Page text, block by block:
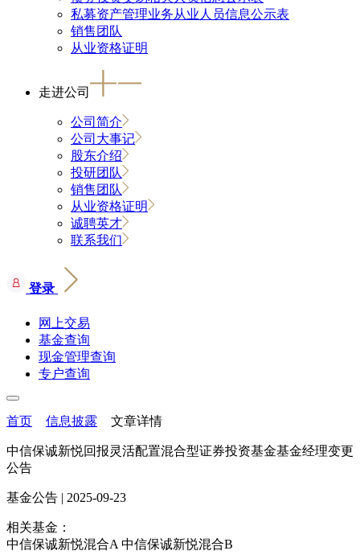
私募资产管理业务从业人员信息公示表
销售团队
从业资格证明
走进公司
公司简介
公司大事记
股东介绍
投研团队
销售团队
从业资格证明
诚聘英才
联系我们
登录
网上交易
基金查询
现金管理查询
专户查询
首页 信息披露 文章详情
中信保诚新悦回报灵活配置混合型证券投资基金基金经理变更
公告
基金公告 | 2025-09-23
相关基金：
中信保诚新悦混合A 中信保诚新悦混合B